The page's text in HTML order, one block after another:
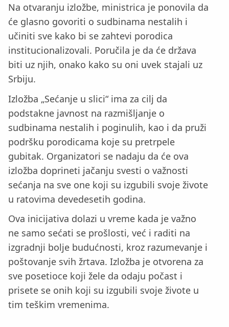
Na otvaranju izložbe, ministrica je ponovila da
će glasno govoriti o sudbinama nestalih i
učiniti sve kako bi se zahtevi porodica
institucionalizovali. Poručila je da će država
biti uz njih, onako kako su oni uvek stajali uz
Srbiju.
Izložba „Sećanje u slici“ ima za cilj da
podstakne javnost na razmišljanje o
sudbinama nestalih i poginulih, kao i da pruži
podršku porodicama koje su pretrpele
gubitak. Organizatori se nadaju da će ova
izložba doprineti jačanju svesti o važnosti
sećanja na sve one koji su izgubili svoje živote
u ratovima devedesetih godina.
Ova inicijativa dolazi u vreme kada je važno
ne samo sećati se prošlosti, već i raditi na
izgradnji bolje budućnosti, kroz razumevanje i
poštovanje svih žrtava. Izložba je otvorena za
sve posetioce koji žele da odaju počast i
prisete se onih koji su izgubili svoje živote u
tim teškim vremenima.